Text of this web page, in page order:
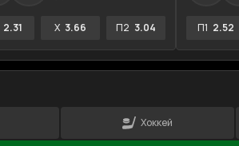
2.31 X 3.66 П2 3.04 П1 2.52
Хоккей